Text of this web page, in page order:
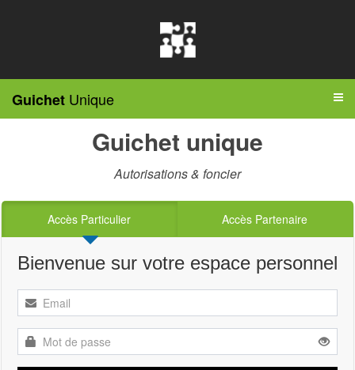
Guichet Unique
Guichet unique
Autorisations & foncier
Accès Particulier Accès Partenaire
Bienvenue sur votre espace personnel